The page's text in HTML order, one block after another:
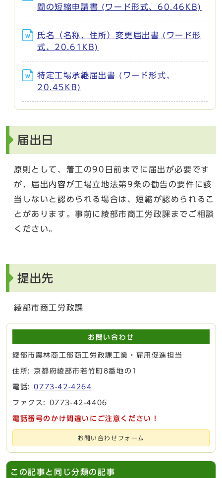
間の短縮申請書 (ワード形式、60.46KB)
氏名（名称、住所）変更届出書 (ワード形
式、20.61KB)
特定工場承継届出書 (ワード形式、
20.45KB)
届出日
原則として、着工の90日前までに届出が必要です
が、届出内容が工場立地法第9条の勧告の要件に該
当しないと認められる場合は、短縮が認められるこ
とがあります。事前に綾部市商工労政課までご相談
ください。
提出先
綾部市商工労政課
お問い合わせ
綾部市農林商工部商工労政課工業・雇用促進担当
住所: 京都府綾部市若竹町8番地の1
電話:0773-42-4264
ファクス: 0773-42-4406
電話番号のかけ間違いにご注意ください！
お問い合わせフォーム
この記事と同じ分類の記事